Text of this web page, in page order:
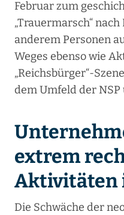
Februar zum
„Trauermarsch“
anderem Personen
Weges ebenso wie
„Reichsbürger“-
dem Umfeld der
extrem
Aktivitäten
Die Schwäche der